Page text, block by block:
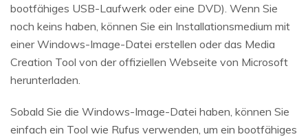
bootfähiges USB-Laufwerk oder eine DVD). Wenn Sie
noch keins haben, können Sie ein Installationsmedium mit
einer Windows-Image-Datei erstellen oder das Media
Creation Tool von der offiziellen Webseite von Microsoft
herunterladen.
Sobald Sie die Windows-Image-Datei haben, können Sie
einfach ein Tool wie Rufus verwenden, um ein bootfähiges